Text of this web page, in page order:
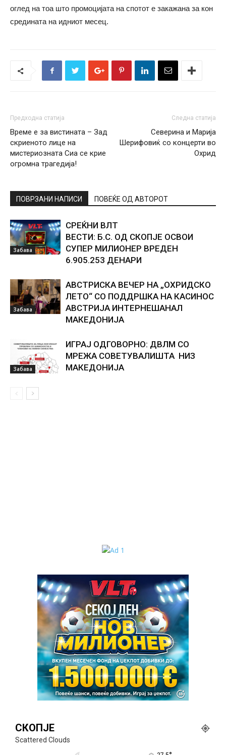
оглед на тоа што промоцијата на спотот е закажана за кон
средината на идниот месец.
Предходна статија
Време е за вистината – Зад
скриеното лице на
мистериозната Сиа се крие
огромна трагедија!
Следна статија
Северина и Марија
Шерифовиќ со концерти во
Охрид
ПОВРЗАНИ НАПИСИ ПОВЕЌЕ ОД АВТОРОТ
Забава
СРЕЌНИ ВЛТ
ВЕСТИ: Б.С. ОД СКОПЈЕ ОСВОИ
СУПЕР МИЛИОНЕР ВРЕДЕН
6.905.253 ДЕНАРИ
Забава
АВСТРИСКА ВЕЧЕР НА „ОХРИДСКО
ЛЕТО“ СО ПОДДРШКА НА КАСИНОС
АВСТРИЈА ИНТЕРНЕШАНАЛ
МАКЕДОНИЈА
Забава
ИГРАЈ ОДГОВОРНО: ДВЛМ СО
МРЕЖА СОВЕТУВАЛИШТА НИЗ
МАКЕДОНИЈА